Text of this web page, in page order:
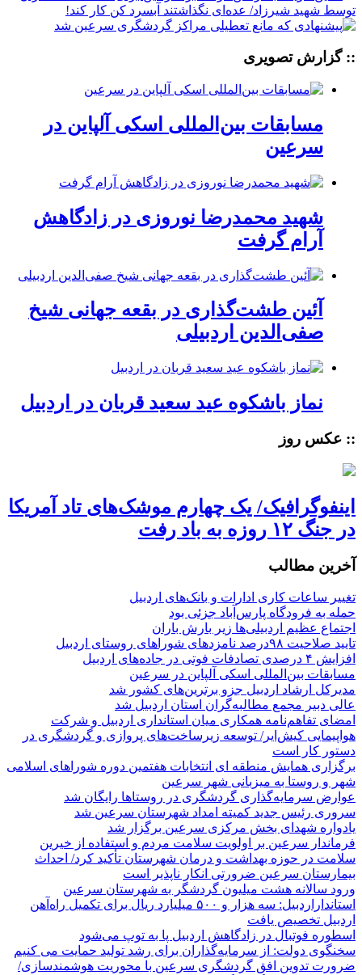
:: گزارش تصویری
مسابقات بین‌المللی اسکی آلپاین در
سرعین
شهید محمدرضا نوروزی در زادگاهش
آرام گرفت
آئین طشت‌گذاری در بقعه جهانی شیخ
صفی‌الدین اردبیلی
نماز باشکوه عید سعید قربان در اردبیل
:: عکس روز
اینفوگرافیک/ یک چهارم موشک‌های تاد آمریکا
در جنگ ۱۲ روزه به باد رفت
آخرین مطالب
تغییر ساعات کاری ادارات و بانک‌های اردبیل
حمله به فرودگاه پارس‌‌آباد جزئی بود
اجتماع عظیم اردبیلی‌ها زیر بارش باران
تایید صلاحیت ۹۸درصد نامزدهای شوراهای روستای اردبیل
افزایش ۴ درصدی تصادفات فوتی در جاده‌های اردبیل
مسابقات بین‌المللی اسکی آلپاین در سرعین
مدیرکل ارشاد اردبیل جزو برترین‌های کشور شد
عالی دبیر مجمع مطالبه‌گران استان اردبیل شد
امضای تفاهم‌نامه همکاری میان استانداری اردبیل و شرکت
هواپیمایی کیش‌ایر/ توسعه زیرساخت‌های پروازی و گردشگری در
دستور کار است
برگزاری همایش منطقه ای انتخابات هفتمین دوره شوراهای اسلامی
شهر و روستا به میزبانی شهر سرعین
عوارض سرمایه‌گذاری گردشگری در روستاها رایگان شد
سروری رئیس جدید کمیته امداد شهرستان سرعین شد
یادواره شهدای بخش مرکزی سرعین برگزار شد
فرماندار سرعین بر اولویت سلامت مردم و استفاده از خیرین
سلامت در حوزه بهداشت و درمان شهرستان تأکید کرد/ احداث
بیمارستان سرعین ضرورتی انکار ناپذیر است
ورود سالانه هشت میلیون گردشگر به شهرستان سرعین
استانداراردبیل: سه هزار و ۵۰۰ میلیارد ریال برای تکمیل راه‌آهن
اردبیل تخصیص یافت
اسطوره فوتبال در زادگاهش اردبیل پا به توپ می‌شود
سخنگوی دولت: از سرمایه‌گذاران برای رشد تولید حمایت می کنیم
ضرورت تدوین افق گردشگری سرعین با محوریت هوشمندسازی/